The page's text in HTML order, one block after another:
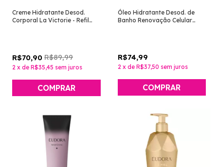
Creme Hidratante Desod.
Corporal La Victorie - Refil
R$70,90 R$89,99
2 x de R$35,45 sem juros
Óleo Hidratante Desod. de
Banho Renovação Celular
R$74,99
2 x de R$37,50 sem juros